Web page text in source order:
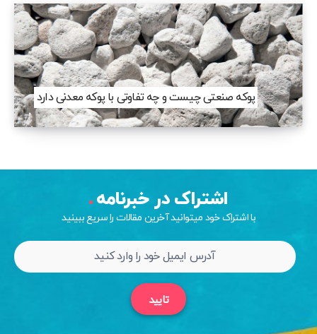
پوکه صنعتی چیست و چه تفاوتی با پوکه معدنی دارد
اشتراک در خبرنامه
با اشتراک خود میتوانید آخرین مقالات را سریع ببینید
تایید